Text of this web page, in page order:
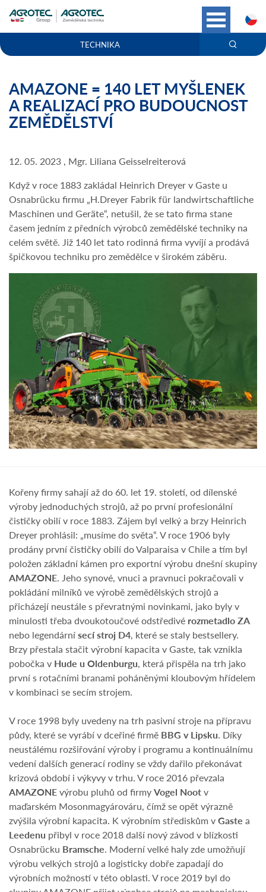
TECHNIKA
AMAZONE = 140 LET MYŠLENEK
A REALIZACÍ PRO BUDOUCNOST
ZEMĚDĚLSTVÍ
12. 05. 2023 , Mgr. Liliana Geisselreiterová
Když v roce 1883 zakládal Heinrich Dreyer v Gaste u
Osnabrücku firmu „H.Dreyer Fabrik für landwirtschaftliche
Maschinen und Geräte“, netušil, že se tato firma stane
časem jedním z předních výrobců zemědělské techniky na
celém světě. Již 140 let tato rodinná firma vyvíjí a prodává
špičkovou techniku pro zemědělce v širokém záběru.
Kořeny firmy sahají až do 60. let 19. století, od dílenské
výroby jednoduchých strojů, až po první profesionální
čističky obilí v roce 1883. Zájem byl velký a brzy Heinrich
Dreyer prohlásil: „musíme do světa“. V roce 1906 byly
prodány první čističky obilí do Valparaisa v Chile a tím byl
položen základní kámen pro exportní výrobu dnešní skupiny
AMAZONE. Jeho synové, vnuci a pravnuci pokračovali v
pokládání milníků ve výrobě zemědělských strojů a
přicházejí neustále s převratnými novinkami, jako byly v
minulosti třeba dvoukotoučové odstředivé rozmetadlo ZA
nebo legendárnísecí stroj D4, které se staly bestsellery.
Brzy přestala stačit výrobní kapacita v Gaste, tak vznikla
pobočka v Hude u Oldenburgu, která přispěla na trh jako
první s rotačními branami poháněnými kloubovým hřídelem
v kombinaci se secím strojem.
V roce 1998 byly uvedeny na trh pasivní stroje na přípravu
půdy, které se vyrábí v dceřiné firmě BBG v Lipsku. Díky
neustálému rozšiřování výroby i programu a kontinuálnímu
vedení dalších generací rodiny se vždy dařilo překonávat
krizová období i výkyvy v trhu. V roce 2016 převzala
AMAZONEvýrobu pluhů od firmyVogel Nootv
maďarském Mosonmagyárováru, čímž se opět výrazně
zvýšila výrobní kapacita. K výrobním střediskům vGaste a
Leedenu přibyl v roce 2018 další nový závod v blízkosti
Osnabrücku Bramsche. Moderní velké haly zde umožňují
výrobu velkých strojů a logisticky dobře zapadají do
výrobních možností v této oblasti. V roce 2019 byl do